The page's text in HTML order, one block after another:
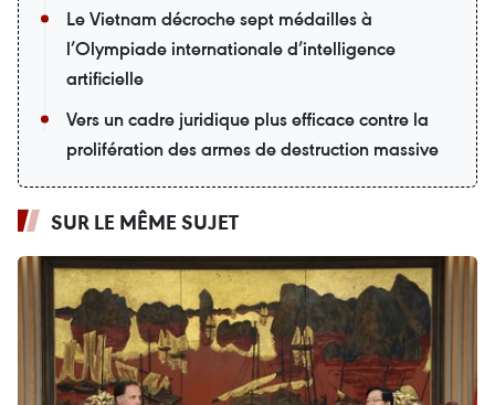
Le Vietnam décroche sept médailles à
l’Olympiade internationale d’intelligence
artificielle
Vers un cadre juridique plus efficace contre la
prolifération des armes de destruction massive
SUR LE MÊME SUJET